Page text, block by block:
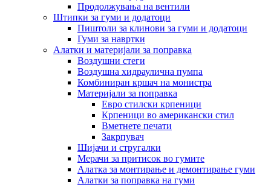
Продолжувања на вентили
Штипки за гуми и додатоци
Пиштоли за клинови за гуми и додатоци
Гуми за навртки
Алатки и материјали за поправка
Воздушни стеги
Воздушна хидраулична пумпа
Комбиниран кршач на монистра
Материјали за поправка
Евро стилски крпеници
Крпеници во американски стил
Вметнете печати
Закрпувач
Шијачи и стругалки
Мерачи за притисок во гумите
Алатка за монтирање и демонтирање гуми
Алатки за поправка на гуми